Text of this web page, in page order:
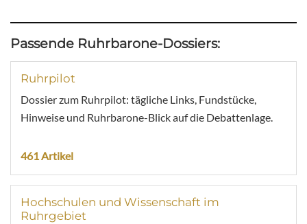
Passende Ruhrbarone-Dossiers:
Ruhrpilot
Dossier zum Ruhrpilot: tägliche Links, Fundstücke,
Hinweise und Ruhrbarone-Blick auf die Debattenlage.
461 Artikel
Hochschulen und Wissenschaft im
Ruhrgebiet